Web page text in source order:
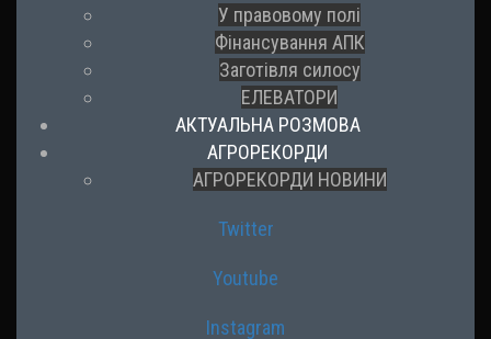
У правовому полі
Фінансування АПК
Заготівля силосу
ЕЛЕВАТОРИ
АКТУАЛЬНА РОЗМОВА
АГРОРЕКОРДИ
АГРОРЕКОРДИ НОВИНИ
Twitter
Youtube
Instagram